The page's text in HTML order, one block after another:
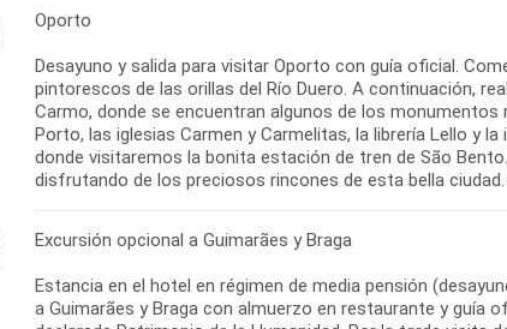
Oporto
Desayuno y salida para visitar Oporto con guía oficial.
pintorescos de las orillas del Río Duero. A continuación,
Carmo, donde se encuentran algunos de los
Porto, las iglesias Carmen y Carmelitas, la librería Lello y
donde visitaremos la bonita estación de tren de São
disfrutando de los preciosos rincones de esta bella
Excursión opcional a Guimarães y Braga
Estancia en el hotel en régimen de media pensión
a Guimarães y Braga con almuerzo en restaurante y guía